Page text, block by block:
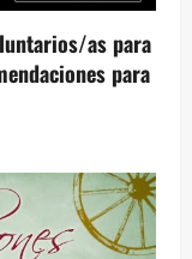
as para
para